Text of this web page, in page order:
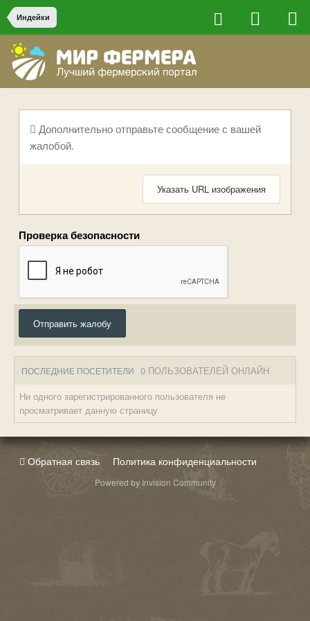
Индейки
Дополнительно отправьте сообщение с вашей
жалобой.
Указать URL изображения
Проверка безопасности
Отправить жалобу
ПОСЛЕДНИЕ ПОСЕТИТЕЛИ 0 ПОЛЬЗОВАТЕЛЕЙ ОНЛАЙН
Ни одного зарегистрированного пользователя не
просматривает данную страницу
Обратная связь Политика конфиденциальности
Powered by Invision Community